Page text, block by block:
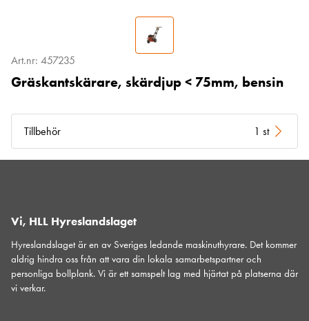
Art.nr: 457235
Gräskantskärare, skärdjup < 75mm, bensin
Tillbehör 1 st
Vi, HLL Hyreslandslaget
Hyreslandslaget är en av Sveriges ledande maskinuthyrare. Det kommer
aldrig hindra oss från att vara din lokala samarbetspartner och
personliga bollplank. Vi är ett samspelt lag med hjärtat på platserna där
vi verkar.